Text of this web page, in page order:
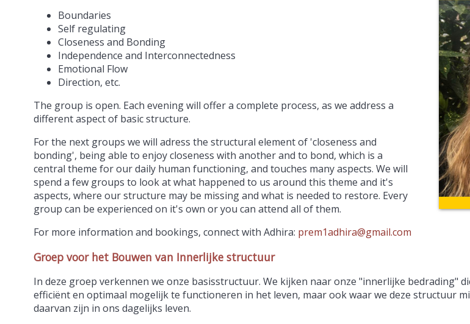
Boundaries
Self regulating
Closeness and Bonding
Independence and Interconnectedness
Emotional Flow
Direction, etc.
The group is open. Each evening will offer a complete process, as we address a
different aspect of basic structure.
For the next groups we will adress the structural element of 'closeness and
bonding', being able to enjoy closeness with another and to bond, which is a
central theme for our daily human functioning, and touches many aspects. We will
spend a few groups to look at what happened to us around this theme and it's
aspects, where our structure may be missing and what is needed to restore. Every
group can be experienced on it's own or you can attend all of them.
For more information and bookings, connect with Adhira: prem1adhira@gmail.com
Groep voor het Bouwen van Innerlijke structuur
In deze groep verkennen we onze basisstructuur. We kijken naar onze "innerlijke bedrading"
efficiënt en optimaal mogelijk te functioneren in het leven, maar ook waar we deze structuur
daarvan zijn in ons dagelijks leven.